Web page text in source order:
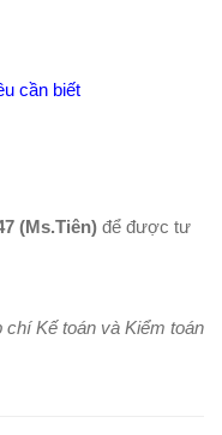
cần biết
(Ms.Tiên) để được tư
chí Kế toán và Kiểm toán